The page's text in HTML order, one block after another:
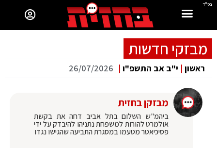
בס"ד
מבזקי חדשות
ראשון | י"ב אב התשפ"ו |
26/07/2026
מבזקן בחזית
ביהמ"ש השלום בתל אביב דחה את בקשת
אולמרט להורות למשפחת נתניהו להיבדק על ידי
פסיכיאטר מטעמו במסגרת התביעה שהגישו נגדו